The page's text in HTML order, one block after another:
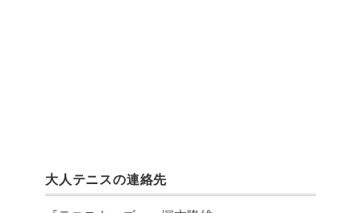
大人テニスの連絡先